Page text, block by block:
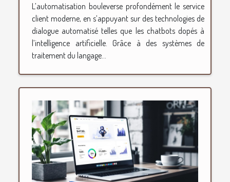
L’automatisation bouleverse profondément le service
client moderne, en s’appuyant sur des technologies de
dialogue automatisé telles que les chatbots dopés à
l’intelligence artificielle. Grâce à des systèmes de
traitement du langage...